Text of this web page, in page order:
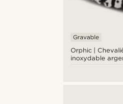
Orphic |
inoxydable
Gravable